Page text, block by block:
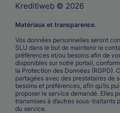
Kreditiweb © 2026
Matériaux et transparence.
Vos données personnelles seront
SLU dans le but de maintenir le
préférences et/ou besoins afin de
disponibles sur notre portail,
la Protection des Données (RGPD).
partagées avec des prestataires de
besoins et préférences, afin qu’ils
proposer le service demandé. Elles
transmises à d’autres sous-traitants
du service.